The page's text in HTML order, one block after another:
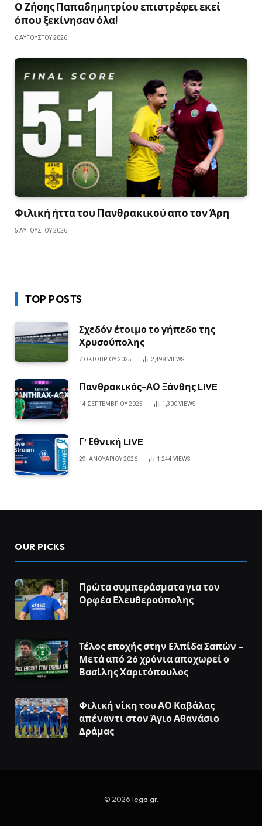
Ο Ζήσης Παπαδημητρίου επιστρέφει εκεί
όπου ξεκίνησαν όλα!
6 ΑΥΓΟΎΣΤΟΥ 2026
Φιλική ήττα του Πανθρακικού απο τον Άρη
5 ΑΥΓΟΎΣΤΟΥ 2026
TOP POSTS
Σχεδόν έτοιμο το γήπεδο της
Χρυσούπολης
7 ΟΚΤΩΒΡΊΟΥ 2025 2,498 VIEWS
Πανθρακικός-ΑΟ Ξάνθης LIVE
14 ΣΕΠΤΕΜΒΡΊΟΥ 2025 1,300VIEWS
Γ’ Εθνική LIVE
29 ΙΑΝΟΥΑΡΊΟΥ 2026 1,244 VIEWS
OUR PICKS
Πρώτα συμπεράσματα για τον
Ορφέα Ελευθερούπολης
Τέλος εποχής στην Ελπίδα Σαπών –
Μετά από 26 χρόνια αποχωρεί ο
Βασίλης Χαριτόπουλος
Φιλική νίκη του ΑΟ Καβάλας
απέναντι στον Άγιο Αθανάσιο
Δράμας
© 2026 lega.gr.